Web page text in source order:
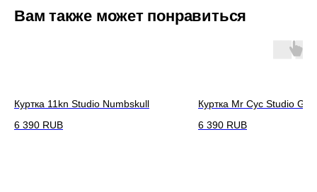
Вам также может понравиться
Куртка 11kn Studio Numbskull
6 390 RUB
Куртка Mr Cyc Studio
6 390 RUB